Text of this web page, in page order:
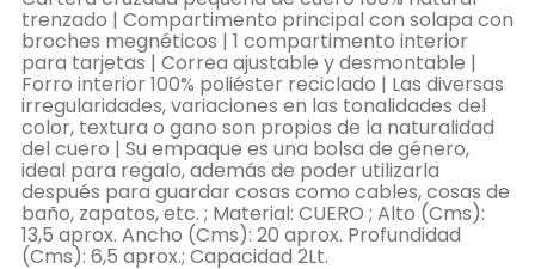
trenzado | Compartimento principal con solapa con
broches megnéticos | 1 compartimento interior
para tarjetas | Correa ajustable y desmontable |
Forro interior 100% poliéster reciclado | Las diversas
irregularidades, variaciones en las tonalidades del
color, textura o gano son propios de la naturalidad
del cuero | Su empaque es una bolsa de género,
ideal para regalo, además de poder utilizarla
después para guardar cosas como cables, cosas de
baño, zapatos, etc. ; Material: CUERO ; Alto (Cms):
13,5 aprox. Ancho (Cms): 20 aprox. Profundidad
(Cms): 6,5 aprox.; Capacidad 2Lt.